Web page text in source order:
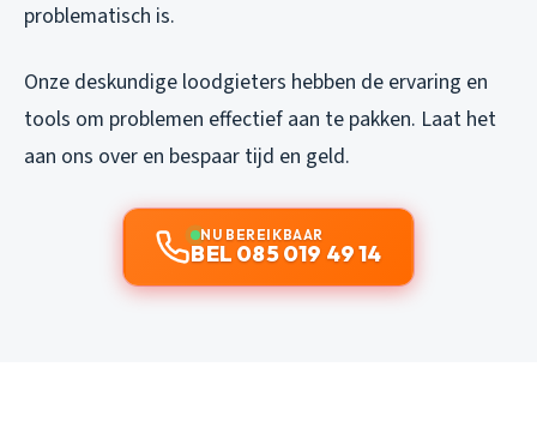
problematisch is.
Onze deskundige loodgieters hebben de ervaring en
tools om problemen effectief aan te pakken. Laat het
aan ons over en bespaar tijd en geld.
NU BEREIKBAAR
BEL 085 019 49 14